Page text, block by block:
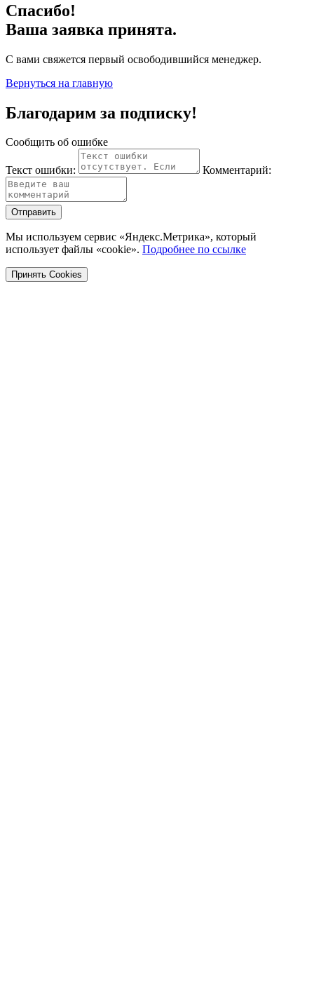
Спасибо!
Ваша заявка принята.
С вами свяжется первый освободившийся менеджер.
Вернуться на главную
Благодарим за подписку!
Сообщить об ошибке
Текст ошибки: Комментарий:
Отправить
Мы используем сервис «Яндекс.Метрика», который
использует файлы «cookie». Подробнее по ссылке
Принять Cookies